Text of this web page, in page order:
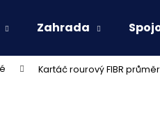
Zahrada
Kartáč rourový FIBR průměr
Co potřebujete